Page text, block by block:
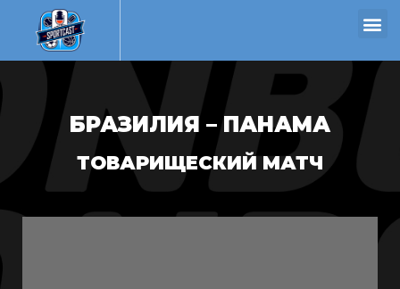
БРАЗИЛИЯ – ПАНАМА
ТОВАРИЩЕСКИЙ МАТЧ